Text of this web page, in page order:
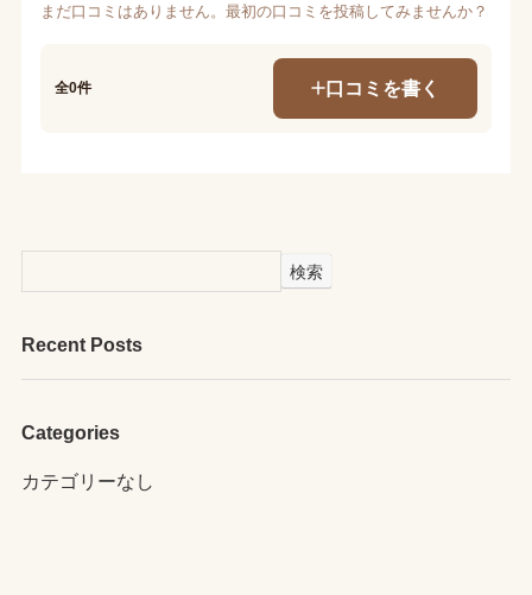
まだ口コミはありません。最初の口コミを投稿してみませんか？
全0件 口コミを書く
検索
Recent Posts
Categories
カテゴリーなし